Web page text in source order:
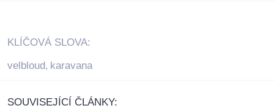
KLÍČOVÁ SLOVA:
velbloud, karavana
SOUVISEJÍCÍ ČLÁNKY: